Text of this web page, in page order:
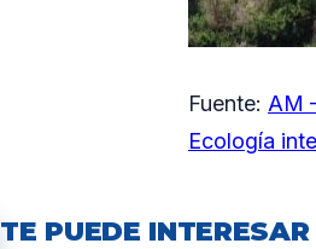
Fuente: AM
Ecología
TE PUEDE INTERESAR